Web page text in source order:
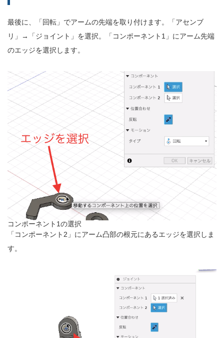
最後に、「回転」でアームの先端を取り付けます。「アセンブ
リ」→「ジョイント」を選択。「コンポーネント1」にアーム先端
のエッジを選択します。
コンポーネント1の選択
「コンポーネント2」にアーム凸部の根元にあるエッジを選択しま
す。